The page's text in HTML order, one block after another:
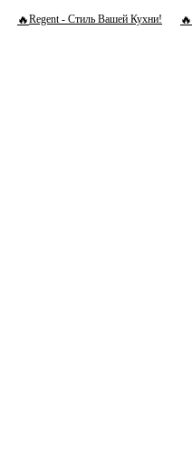
🔥Regent - Стиль Вашей Кухни! 🔥